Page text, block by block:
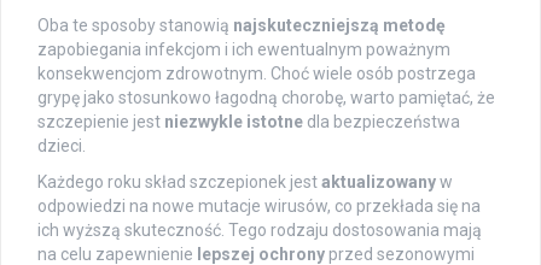
Oba te sposoby stanowią najskuteczniejszą metodę
zapobiegania infekcjom i ich ewentualnym poważnym
konsekwencjom zdrowotnym. Choć wiele osób postrzega
grypę jako stosunkowo łagodną chorobę, warto pamiętać, że
szczepienie jest niezwykle istotne dla bezpieczeństwa
dzieci.
Każdego roku skład szczepionek jestaktualizowanyw
odpowiedzi na nowe mutacje wirusów, co przekłada się na
ich wyższą skuteczność. Tego rodzaju dostosowania mają
na celu zapewnienie lepszej ochrony przed sezonowymi